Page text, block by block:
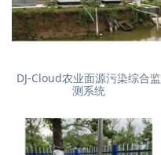
DJ-Cloud农业面源污染综合监
测系统